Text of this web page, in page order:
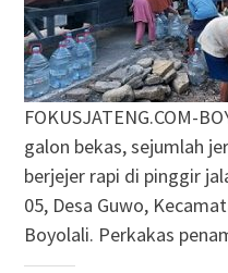
FOKUSJATENG.COM-
galon bekas, sejumlah
berjejer rapi di pinggir
05, Desa Guwo,
Boyolali. Perkakas